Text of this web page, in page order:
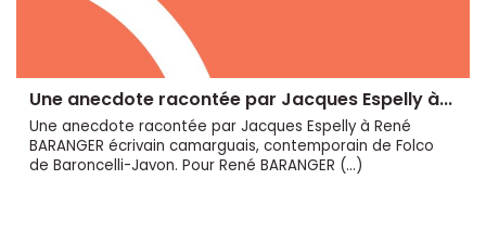
Une anecdote racontée par Jacques Espelly à...
Une anecdote racontée par Jacques Espelly à René
BARANGER écrivain camarguais, contemporain de Folco
de Baroncelli-Javon. Pour René BARANGER (…)